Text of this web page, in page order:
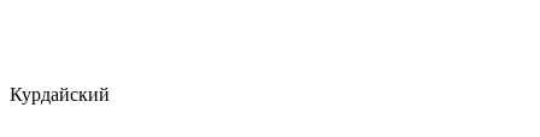
Курдайский